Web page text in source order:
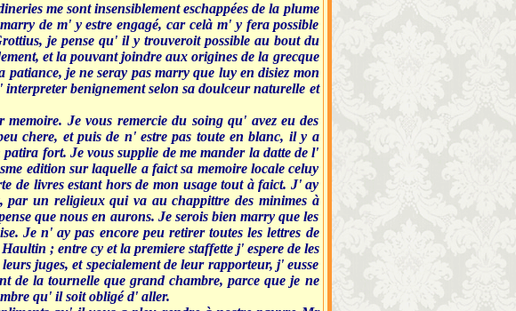
me sont insensiblement eschappées de la plume
de m' y estre engagé, car celà m' y fera possible
je pense qu' il y trouveroit possible au bout du
et la pouvant joindre aux origines de la grecque
je ne seray pas marry que luy en disiez mon
benignement selon sa doulceur naturelle et
Je vous remercie du soing qu' avez eu des
chere, et puis de n' estre pas toute en blanc, il y a
fort. Je vous supplie de me mander la datte de l'
edition sur laquelle a faict sa memoire locale celuy
de livres estant hors de mon usage tout à faict. J' ay
par un religieux qui va au chappittre des minimes à
que nous en aurons. Je serois bien marry que les
Je n' ay pas encore peu retirer toutes les lettres de
; entre cy et la premiere staffette j' espere de les
juges, et specialement de leur rapporteur, j' eusse
de la tournelle que grand chambre, parce que je ne
qu' il soit obligé d' aller.